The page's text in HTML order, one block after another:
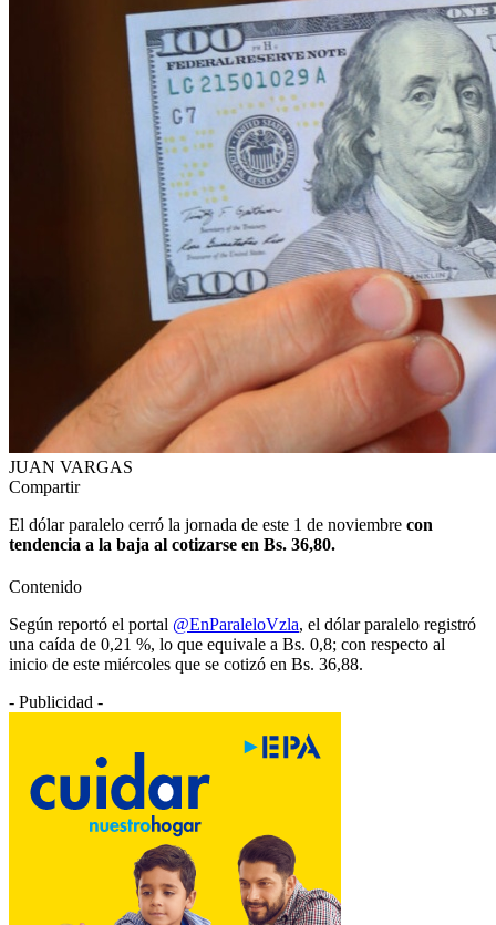
JUAN VARGAS
Compartir
El dólar paralelo cerró la jornada de este 1 de noviembre con
tendencia a la baja al cotizarse en Bs. 36,80.
Contenido
Según reportó el portal @EnParaleloVzla, el dólar paralelo registró
una caída de 0,21 %, lo que equivale a Bs. 0,8; con respecto al
inicio de este miércoles que se cotizó en Bs. 36,88.
- Publicidad -